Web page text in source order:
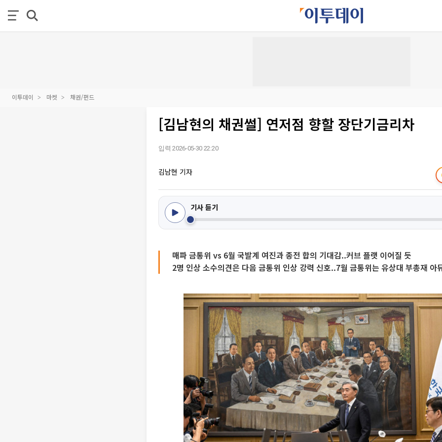
이투데이 마켓 채권/펀드
[김남현의 채권썰] 연저점 향할 장단기금리차
입력 2026-05-30 22:20
김남현 기자
기사 듣기
매파 금통위 vs 6월 국발계 여진과 종전 합의 기대감..커브 플랫 이어질 듯
2명 인상 소수의견은 다음 금통위 인상 강력 신호..7월 금통위는 유상대 부총재 아